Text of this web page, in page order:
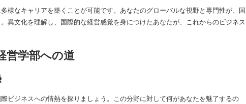
様なキャリアを築くことが可能です。あなたのグローバルな視野と専門性が、国
異文化を理解し、国際的な経営感覚を身につけたあなたが、これからのビジネス
営学部への道
ビジネスへの情熱を探りましょう。この分野に対して何があなたを魅了するの